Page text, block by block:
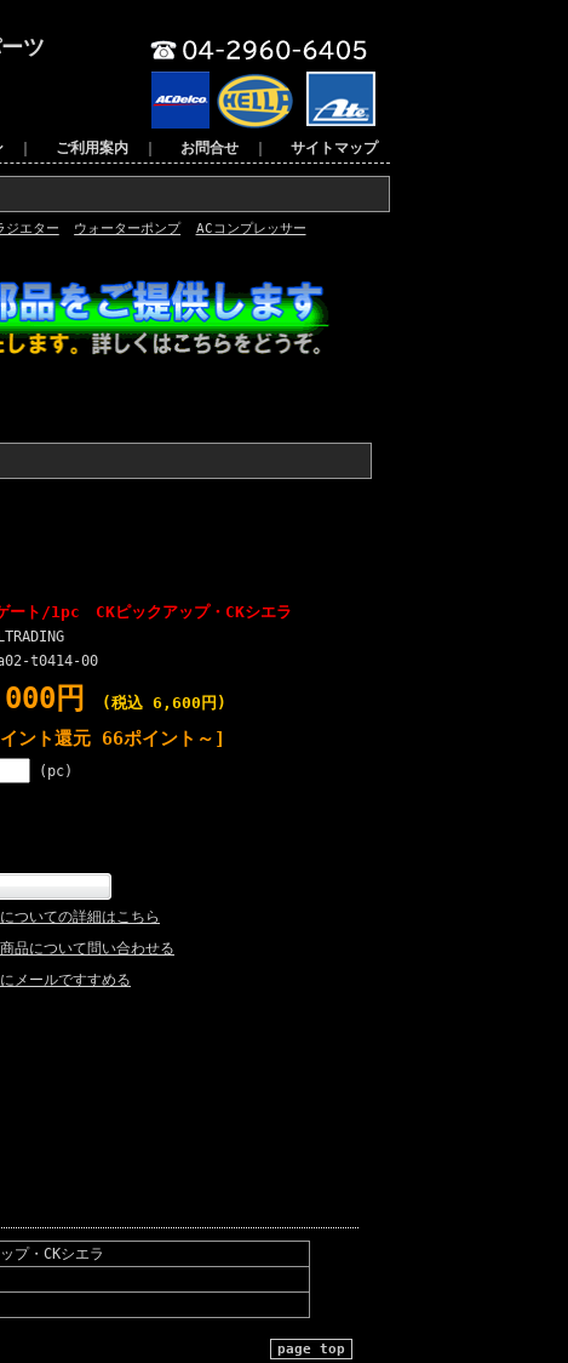
ツ
ご利用案内 お問合せ サイトマップ
ジエター ウォーターポンプ ACコンプレッサー
ート/1pc CKピックアップ・CKシエラ
t0414-00
円 (税込 6,600円)
ント還元 66ポイント～]
(pc)
ついての詳細はこちら
商品について問い合わせる
メールですすめる
プ・CKシエラ
page top